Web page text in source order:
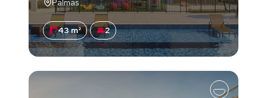
Palmas
43 m² 2